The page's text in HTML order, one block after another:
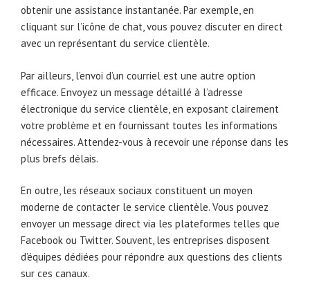
obtenir une assistance instantanée. Par exemple, en
cliquant sur l’icône de chat, vous pouvez discuter en direct
avec un représentant du service clientèle.
Par ailleurs, l’envoi d’un courriel est une autre option
efficace. Envoyez un message détaillé à l’adresse
électronique du service clientèle, en exposant clairement
votre problème et en fournissant toutes les informations
nécessaires. Attendez-vous à recevoir une réponse dans les
plus brefs délais.
En outre, les réseaux sociaux constituent un moyen
moderne de contacter le service clientèle. Vous pouvez
envoyer un message direct via les plateformes telles que
Facebook ou Twitter. Souvent, les entreprises disposent
d’équipes dédiées pour répondre aux questions des clients
sur ces canaux.